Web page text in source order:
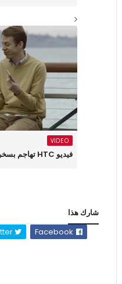
VIDEO
فيديو HTC تهاجم بسخرية شركتي سامسونغ وآبل!
شارك هذا
Twitter